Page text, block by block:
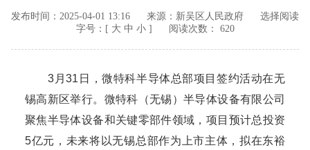
发布时间： 2025-04-01 13:16 来源： 新吴区人民政府
选择阅读
字号：[ 大 中 小] 阅读次数： 620
3月31日，微特科半导体总部项目签约活动在无
锡高新区举行。微特科（无锡）半导体设备有限公司
聚焦半导体设备和关键零部件领域，项目预计总投资
5亿元，未来将以无锡总部作为上市主体，拟在东裕